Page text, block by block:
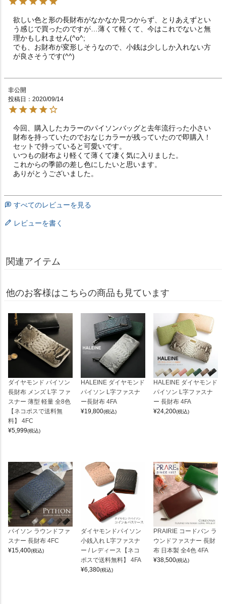
欲しい色と形の長財布がなかなか見つからず、とりあえずとい
う感じで買ったのですが…薄くて軽くて、今はこれでないと無
理かもしれません(^o^;
でも、お財布が変形しそうなので、小銭は少ししか入れない方
が良さそうです(^^)
非公開
投稿日
2020/09/14
今回、購入したカラーのパイソンバッグと去年流行った小さい
財布を持っていたのでおなじカラーが残っていたので即購入！
セットで持っていると可愛いです。
いつもの財布より軽くて薄くて凄く気に入りました。
これからの季節の差し色にしたいと思います。
ありがとうございました。
すべてのレビューを見る
レビューを書く
関連アイテム
他のお客様はこちらの商品も見ています
ダイヤモンド パイソン
長財布 メンズ L字 ファ
スナー 薄型 軽量 全8色
【ネコポスで送料無
料】 4FC
¥5,999(税込)
HALEINE ダイヤモンド
パイソン L字ファスナ
ー長財布 4FA
¥19,800(税込)
HALEINE ダイヤモンド
パイソン L字ファスナ
ー 長財布 4FA
¥24,200(税込)
パイソン ラウンドファ
スナー 長財布 4FC
¥15,400(税込)
ダイヤモンドパイソン
小銭入れ L字ファスナ
ー / レディース【ネコ
ポスで送料無料】 4FA
¥6,380(税込)
PRAIRIE コードバン ラ
ウンドファスナー 長財
布 日本製 全4色 4FA
¥38,500(税込)